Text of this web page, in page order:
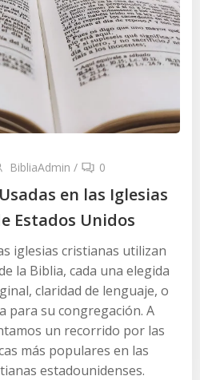
BibliaAdmin / 0
en las Iglesias
Estados Unidos
iglesias cristianas utilizan
la Biblia, cada una elegida
claridad de lenguaje, o
para su congregación. A
un recorrido por las
más populares en las
estadounidenses.